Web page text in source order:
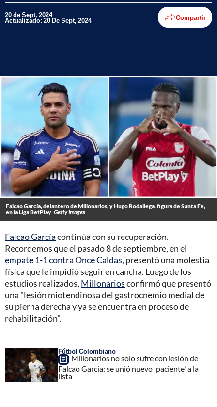
20 de Sept, 2024
Actualizado: 20 De Sept, 2024 Compartir
Falcao García, delantero de Millonarios, y Hugo Rodallega, figura de Santa Fe,
en la Liga BetPlay Getty Images
Falcao Garcíacontinúa con su recuperación.
Recordemos que el pasado 8 de septiembre, en el
empate 1-1 contra Once Caldas, presentó una molestia
física que le impidió seguir en cancha. Luego de los
estudios realizados, Millonariosconfirmó que presentó
una "lesión miotendinosa del gastrocnemio medial de
su pierna derecha y ya se encuentra en proceso de
rehabilitación".
Fútbol Colombiano
Millonarios no solo sufre con lesión de
Falcao García: se unió nuevo 'paciente' a la
lista